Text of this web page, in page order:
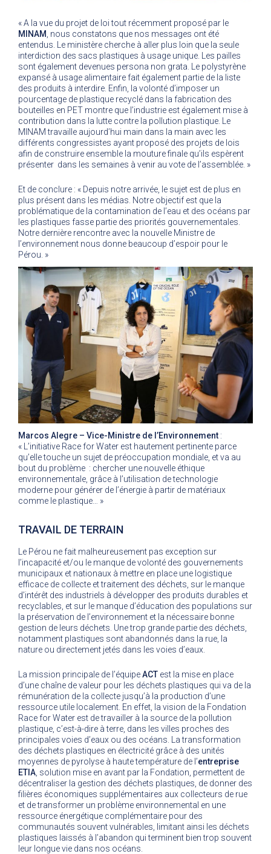
« A la vue du projet de loi tout récemment proposé par le
MINAM , nous constatons que nos messages ont été
entendus. Le ministère cherche à aller plus loin que la seule
interdiction des sacs plastiques à usage unique. Les pailles
sont également devenues persona non grata. Le polystyrène
expansé à usage alimentaire fait également partie de la liste
des produits à interdire. Enfin, la volonté d’imposer un
pourcentage de plastique recyclé dans la fabrication des
bouteilles en PET montre que l’industrie est également mise à
contribution dans la lutte contre la pollution plastique. Le
MINAM travaille aujourd’hui main dans la main avec les
différents congressistes ayant proposé des projets de lois
afin de construire ensemble la mouture finale qu’ils espèrent
présenter dans les semaines à venir au vote de l’assemblée. »
Et de conclure : « Depuis notre arrivée, le sujet est de plus en
plus présent dans les médias. Notre objectif est que la
problématique de la contamination de l’eau et des océans par
les plastiques fasse partie des priorités gouvernementales.
Notre dernière rencontre avec la nouvelle Ministre de
l’environnement nous donne beaucoup d’espoir pour le
Pérou. »
Marcos Alegre – Vice-Ministre de l’Environnement :
« L’initiative Race for Water est hautement pertinente parce
qu’elle touche un sujet de préoccupation mondiale, et va au
bout du problème : chercher une nouvelle éthique
environnementale, grâce à l’utilisation de technologie
moderne pour générer de l’énergie à partir de matériaux
comme le plastique… »
TRAVAIL DE TERRAIN
Le Pérou ne fait malheureusement pas exception sur
l’incapacité et/ou le manque de volonté des gouvernements
municipaux et nationaux à mettre en place une logistique
efficace de collecte et traitement des déchets, sur le manque
d’intérêt des industriels à développer des produits durables et
recyclables, et sur le manque d’éducation des populations sur
la préservation de l’environnement et la nécessaire bonne
gestion de leurs déchets. Une trop grande partie des déchets,
notamment plastiques sont abandonnés dans la rue, la
nature ou directement jetés dans les voies d’eaux.
La mission principale de l’équipeACT est la mise en place
d’une chaîne de valeur pour les déchets plastiques qui va de la
rémunération de la collecte jusqu’à la production d’une
ressource utile localement. En effet, la vision de la Fondation
Race for Water est de travailler à la source de la pollution
plastique, c’est-à-dire à terre, dans les villes proches des
principales voies d’eaux ou des océans. La transformation
des déchets plastiques en électricité grâce à des unités
moyennes de pyrolyse à haute température de l’entreprise
ETIA , solution mise en avant par la Fondation, permettent de
décentraliser la gestion des déchets plastiques, de donner des
filières économiques supplémentaires aux collecteurs de rue
et de transformer un problème environnemental en une
ressource énergétique complémentaire pour des
communautés souvent vulnérables, limitant ainsi les déchets
plastiques laissés à l’abandon qui terminent bien trop souvent
leur longue vie dans nos océans.